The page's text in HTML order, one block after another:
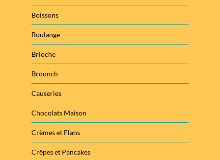
Boissons
Boulange
Brioche
Brounch
Causeries
Chocolats Maison
Crèmes et Flans
Crêpes et Pancakes